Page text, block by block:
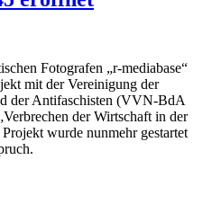
Fotografen „r-mediabase“
mit der Vereinigung der
der Antifaschisten (VVN-BdA
der Wirtschaft in der
wurde nunmehr gestartet